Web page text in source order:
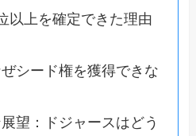
以上を確定できた理由
シード権を獲得できな
望：ドジャースはどう